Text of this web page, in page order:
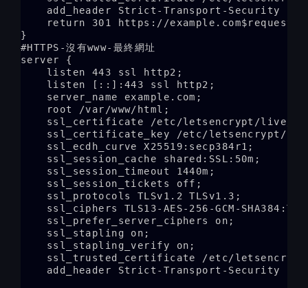
add_header Strict-Transport-Security
return 301 https://
}
#HTTPS-沒有www-最終網址
server {
    listen 443 ssl http2;
    listen [::]:443 ssl http2;
    server_name example.com;
    root /var/www/html;
ssl_certificate /etc/letsencrypt/live/
ssl_certificate_key /etc/letsencrypt/
    ssl_ecdh_curve X25519:secp384r1;
    ssl_session_cache shared:SSL:50m;
    ssl_session_timeout 1440m;
    ssl_session_tickets off;
    ssl_protocols TLSv1.2 TLSv1.3;
ssl_ciphers TLS13-AES-256-GCM-
    ssl_prefer_server_ciphers on;
    ssl_stapling on;
    ssl_stapling_verify on;
ssl_trusted_certificate /etc/
add_header Strict-Transport-Security